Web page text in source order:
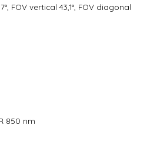
FOV vertical 43,1°, FOV diagonal
850 nm